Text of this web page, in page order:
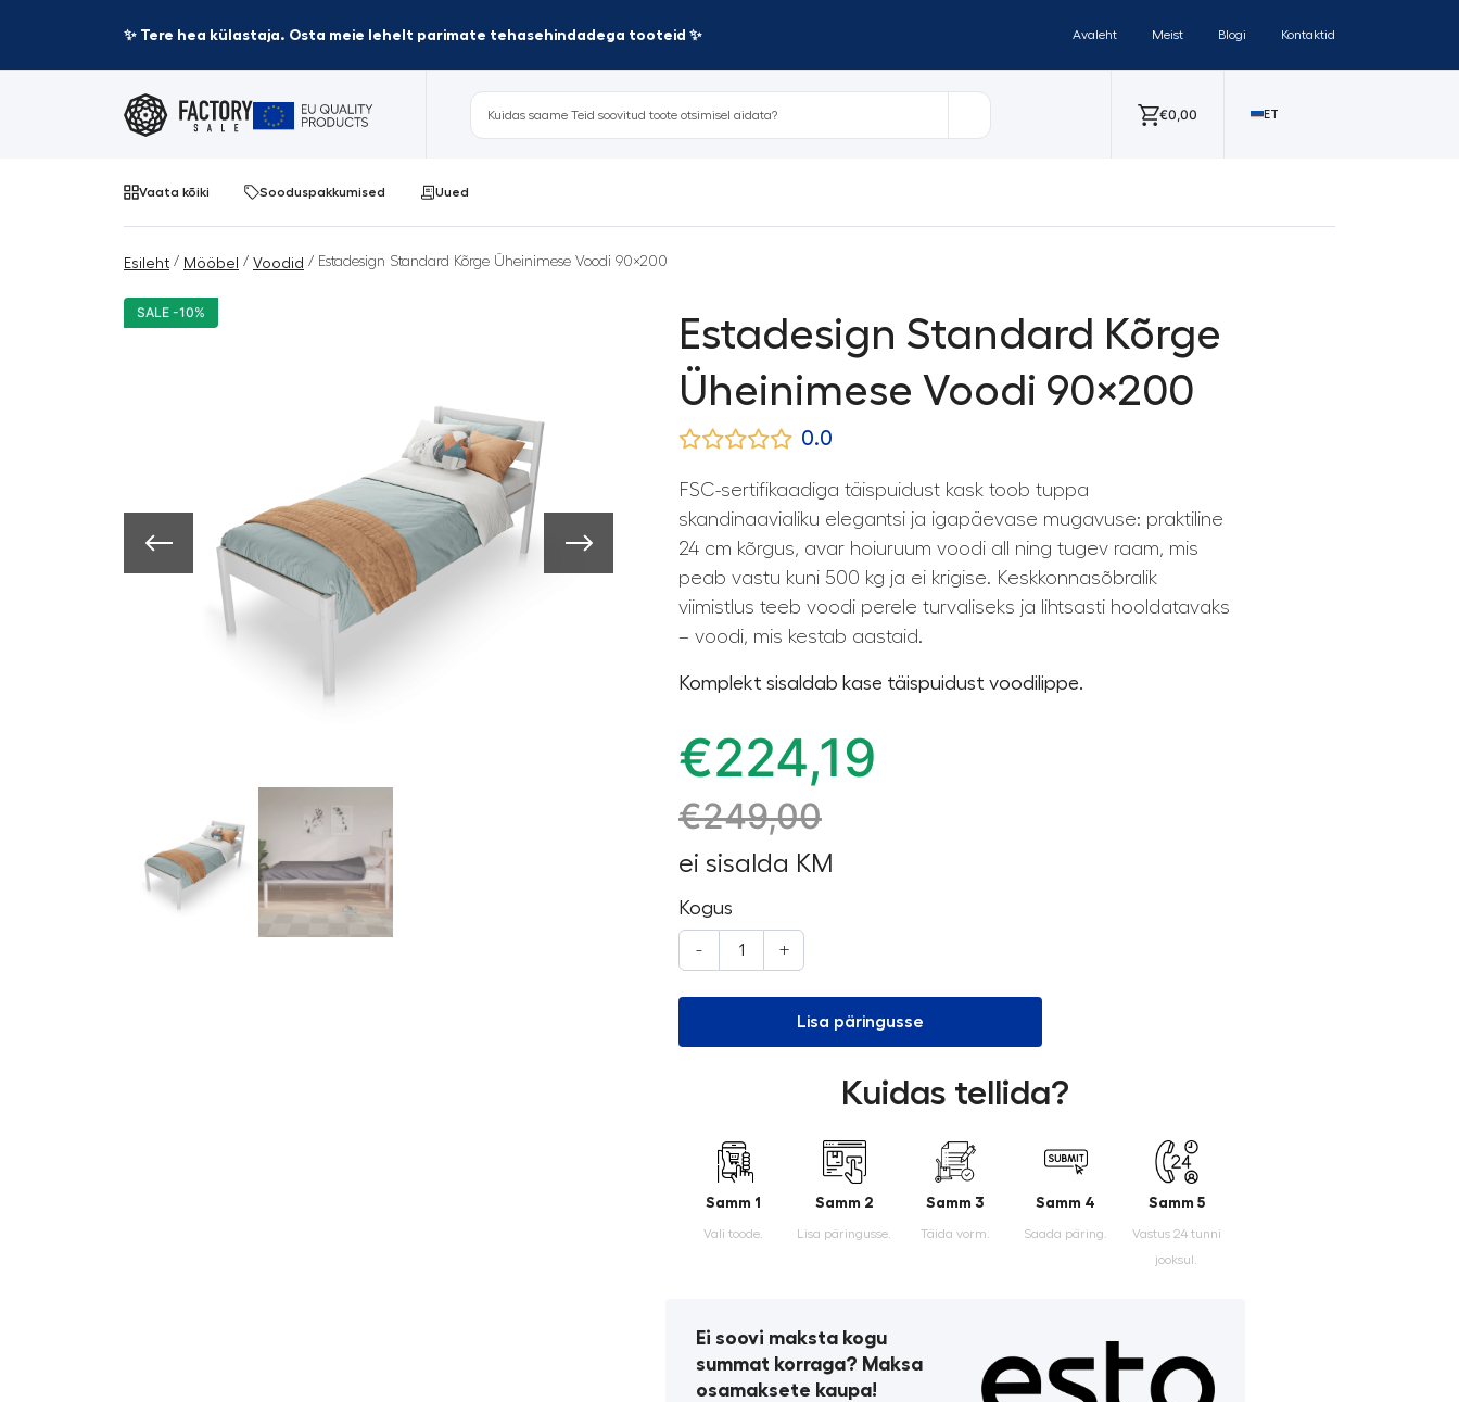
✨ Tere hea külastaja. Osta meie lehelt parimate tehasehindadega tooteid ✨ Avaleht Meist Blogi Kontaktid
€0,00 ET
Vaata kõiki Sooduspakkumised Uued
Esileht / Mööbel / Voodid / Estadesign Standard Kõrge Üheinimese Voodi 90×200
SALE -10%
Estadesign Standard Kõrge
Üheinimese Voodi 90×200
0.0
FSC-sertifikaadiga täispuidust kask toob tuppa
skandinaavialiku elegantsi ja igapäevase mugavuse: praktiline
24 cm kõrgus, avar hoiuruum voodi all ning tugev raam, mis
peab vastu kuni 500 kg ja ei krigise. Keskkonnasõbralik
viimistlus teeb voodi perele turvaliseks ja lihtsasti hooldatavaks
– voodi, mis kestab aastaid.
Komplekt sisaldab kase täispuidust voodilippe.
€224,19
€249,00
ei sisalda KM
Kogus
- +
Lisa päringusse
Kuidas tellida?
Samm 1
Vali toode.
Samm 2
Lisa päringusse.
Samm 3
Täida vorm.
Samm 4
Saada päring.
Samm 5
Vastus 24 tunni
jooksul.
Ei soovi maksta kogu
summat korraga? Maksa
osamaksete kaupa!